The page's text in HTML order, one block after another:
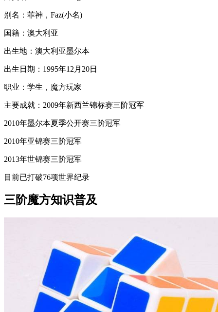
别名：菲神，Faz(小名)
国籍：澳大利亚
出生地：澳大利亚墨尔本
出生日期：1995年12月20日
职业：学生，魔方玩家
主要成就：2009年新西兰锦标赛三阶冠军
2010年墨尔本夏季公开赛三阶冠军
2010年亚锦赛三阶冠军
2013年世锦赛三阶冠军
目前已打破76项世界纪录
三阶魔方知识普及